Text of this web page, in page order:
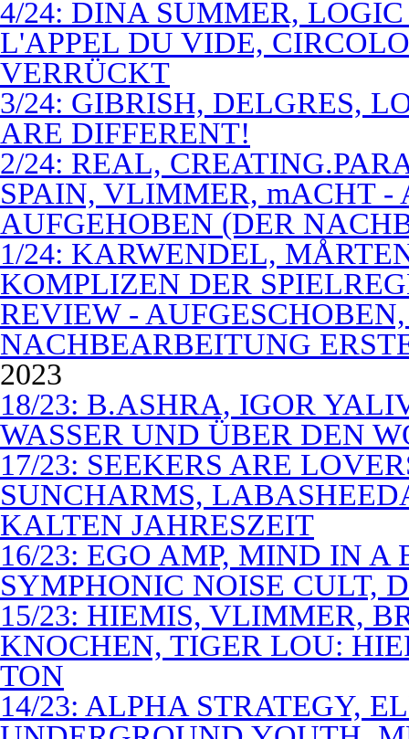
4/24: DINA SUMMER,
L'APPEL DU VIDE,
VERRÜCKT
3/24: GIBRISH, DELGRES,
ARE DIFFERENT!
2/24: REAL,
SPAIN, VLIMMER, mACHT -
AUFGEHOBEN (DER
1/24: KARWENDEL,
KOMPLIZEN DER
REVIEW -
NACHBEARBEITUNG
2023
18/23: B.ASHRA, IGOR
WASSER UND ÜBER DEN
17/23: SEEKERS ARE
SUNCHARMS,
KALTEN JAHRESZEIT
16/23: EGO AMP, MIND IN
SYMPHONIC NOISE CULT,
15/23: HIEMIS, VLIMMER,
KNOCHEN, TIGER LOU:
TON
14/23: ALPHA STRATEGY,